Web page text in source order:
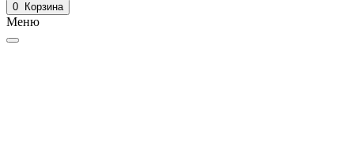
0 Корзина
Меню